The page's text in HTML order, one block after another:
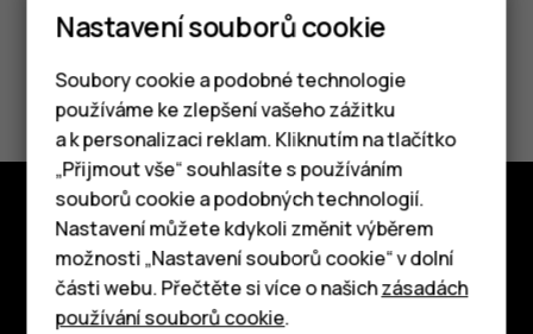
Chytré telefony
Tlačítkové telefony
Tablety
Pomohlo vám to?
Ano Ne
Prozkoumat
O nás
Nastavení souborů cookie
Soubory cookie a podobné technologie
používáme ke zlepšení vašeho zážitku
a k personalizaci reklam. Kliknutím na tlačítko
„Přijmout vše“ souhlasíte s používáním
souborů cookie a podobných technologií.
Nastavení můžete kdykoli změnit výběrem
možnosti „Nastavení souborů cookie“ v dolní
části webu. Přečtěte si více o našichzásadách
používání souborů cookie.